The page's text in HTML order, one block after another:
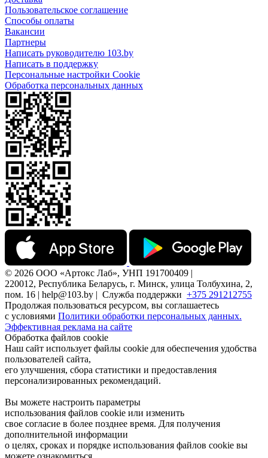
Пользовательское соглашение
Способы оплаты
Вакансии
Партнеры
Написать руководителю 103.by
Написать в поддержку
Персональные настройки Cookie
Обработка персональных данных
© 2026 ООО «Артокс Лаб», УНП 191700409 |
220012, Республика Беларусь, г. Минск, улица Толбухина, 2,
пом. 16 | help@103.by | Служба поддержки +375 291212755
Продолжая пользоваться ресурсом, вы соглашаетесь
с условиями Политики обработки персональных данных.
Эффективная реклама на сайте
Обработка файлов cookie
Наш сайт использует файлы cookie для обеспечения удобства
пользователей сайта,
его улучшения, сбора статистики и предоставления
персонализированных рекомендаций.
Вы можете настроить параметры
использования файлов cookie или изменить
свое согласие в более позднее время. Для получения
дополнительной информации
о целях, сроках и порядке использования файлов cookie вы
можете ознакомиться